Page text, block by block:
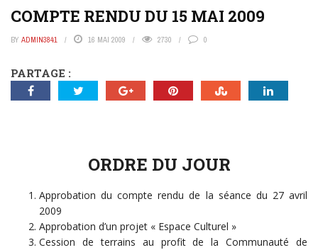
COMPTE RENDU DU 15 MAI 2009
BY ADMIN3841 16 MAI 2009 2730 0
PARTAGE :
ORDRE DU JOUR
Approbation du compte rendu de la séance du 27 avril
2009
Approbation d’un projet « Espace Culturel »
Cession de terrains au profit de la Communauté de